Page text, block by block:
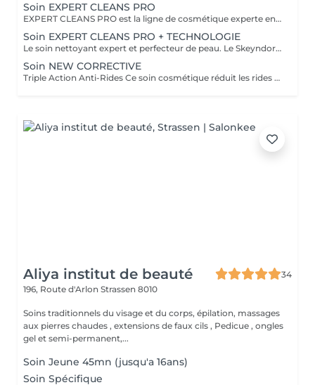
Soin EXPERT CLEANS PRO
EXPERT CLEANS PRO est la ligne de cosmétique experte en hygiène de la peau pour le visage. Formulée avec des produits qui respectent l'environnement, en plus de prendre soin et de nettoyer en profondeur, Expert Cleans Pro est idéale pour la préparation de la peau avant tout type de soin. Peau 100% propre, douce, lumineuse, soignée et hydratée
Soin EXPERT CLEANS PRO + TECHNOLOGIE
Le soin nettoyant expert et perfecteur de peau. Le Skeyndor Expert Cleanse Pro est un rituel de purification profonde qui élimine les impuretés, détoxifie et rééquilibre la peau sans l'agresser. Associé à une technologie avancée, il devient un véritable soin nettoyant, rénovateur et régénérant : la peau respire, s'illumine et retrouve une texture parfaite. Nettoyage profond et respectueux du microbiome cutané Peau fraîche, douce et éclatante, resserre les pores et affine le grain de peau, stimule la régénération cellulaire et prépare la peau à recevoir les actifs anti-âge ou hydratants. Tous les types de peau, même sensibles Teints ternes, pores dilatés ou peaux asphyxiées En cure ou avant un soin anti-âge pour optimiser les résultats
Soin NEW CORRECTIVE
Triple Action Anti-Rides Ce soin cosmétique réduit les rides profondes et les rides d'expression rapidement et efficacement. L'innovante combinaison de trois mécanismes d'action dans un même soin ( Nouveau pouvoir Peeling, Effet combleur plus puissant et effet décontractant plus puissant ) produisent un effet lissant sur les rides les plus profondes. Les rides disparaissent naturellement et progressivement dès la première séance
Aliya institut de beauté
34
196, Route d'Arlon Strassen 8010
Soins traditionnels du visage et du corps, épilation, massages
aux pierres chaudes , extensions de faux cils , Pedicue , ongles
gel et semi-permanent,...
Soin Jeune 45mn (jusqu'a 16ans)
Soin Spécifique